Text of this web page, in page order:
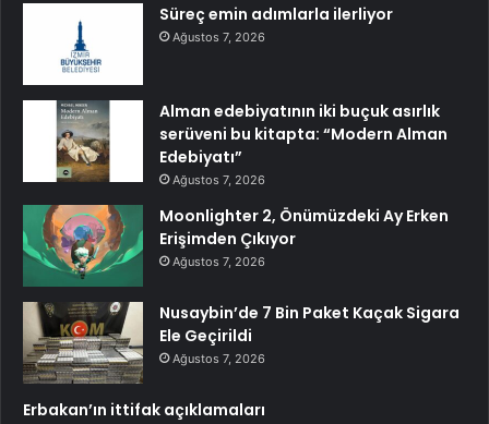
Süreç emin adımlarla ilerliyor
Ağustos 7, 2026
Alman edebiyatının iki buçuk asırlık
serüveni bu kitapta: “Modern Alman
Edebiyatı”
Ağustos 7, 2026
Moonlighter 2, Önümüzdeki Ay Erken
Erişimden Çıkıyor
Ağustos 7, 2026
Nusaybin’de 7 Bin Paket Kaçak Sigara
Ele Geçirildi
Ağustos 7, 2026
Erbakan’ın ittifak açıklamaları